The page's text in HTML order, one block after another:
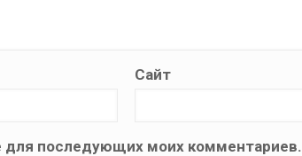
Сайт
для последующих моих комментариев.